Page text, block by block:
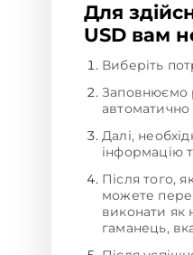
Для
USD вам
Виберіть
Заповнюємо
Далі,
інформацію
Після того,
можете
виконати як
гаманець,